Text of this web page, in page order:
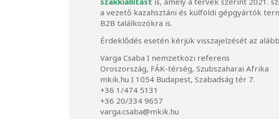
a vezető kazahsztáni és külföldi gépgyártók
B2B találkozókra is.
Érdeklődés esetén kérjük visszajelzését az
Varga Csaba I nemzetközi referens
Oroszország, FÁK-térség, Szubszaharai Afrika
mkik.hu I 1054 Budapest, Szabadság tér 7.
+36 1/474 5131
+36 20/334 9657
varga.csaba@mkik.hu